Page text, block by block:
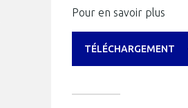
Pour en savoir plus
TÉLÉCHARGEMENT